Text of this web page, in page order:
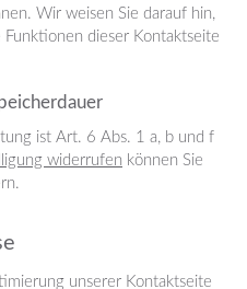
Wir weisen Sie darauf hin,
dieser Kontaktseite
ist Art. 6 Abs. 1 a, b und f
widerrufen können Sie
unserer Kontaktseite